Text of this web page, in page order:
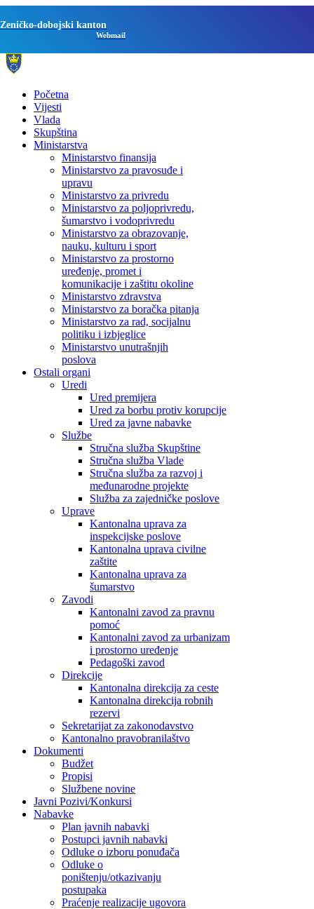
Zeničko-dobojski kanton
Webmail
Početna
Vijesti
Vlada
Skupština
Ministarstva
Ministarstvo finansija
Ministarstvo za pravosuđe i
upravu
Ministarstvo za privredu
Ministarstvo za poljoprivredu,
šumarstvo i vodoprivredu
Ministarstvo za obrazovanje,
nauku, kulturu i sport
Ministarstvo za prostorno
uređenje, promet i
komunikacije i zaštitu okoline
Ministarstvo zdravstva
Ministarstvo za boračka pitanja
Ministarstvo za rad, socijalnu
politiku i izbjeglice
Ministarstvo unutrašnjih
poslova
Ostali organi
Uredi
Ured premijera
Ured za borbu protiv korupcije
Ured za javne nabavke
Službe
Stručna služba Skupštine
Stručna služba Vlade
Stručna služba za razvoj i
međunarodne projekte
Služba za zajedničke poslove
Uprave
Kantonalna uprava za
inspekcijske poslove
Kantonalna uprava civilne
zaštite
Kantonalna uprava za
šumarstvo
Zavodi
Kantonalni zavod za pravnu
pomoć
Kantonalni zavod za urbanizam
i prostorno uređenje
Pedagoški zavod
Direkcije
Kantonalna direkcija za ceste
Kantonalna direkcija robnih
rezervi
Sekretarijat za zakonodavstvo
Kantonalno pravobranilaštvo
Dokumenti
Budžet
Propisi
Službene novine
Javni Pozivi/Konkursi
Nabavke
Plan javnih nabavki
Postupci javnih nabavki
Odluke o izboru ponuđača
Odluke o
poništenju/otkazivanju
postupaka
Praćenje realizacije ugovora